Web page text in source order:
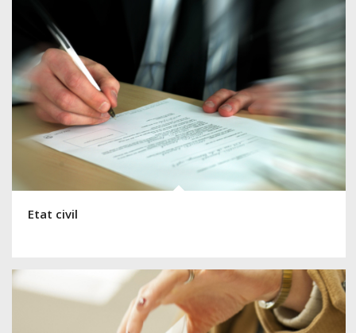
Etat civil